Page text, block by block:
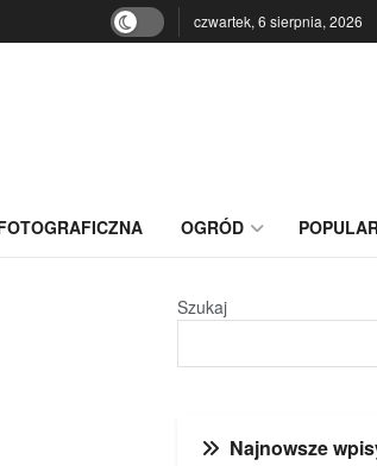
czwartek, 6 sierpnia, 2026
OGRÓD
Szukaj
Najnowsze